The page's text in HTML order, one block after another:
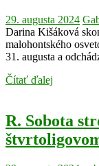
29. augusta 2024
Darina Kišáková
malohontského
31. augusta a
Čítať ďalej
R. Sobota